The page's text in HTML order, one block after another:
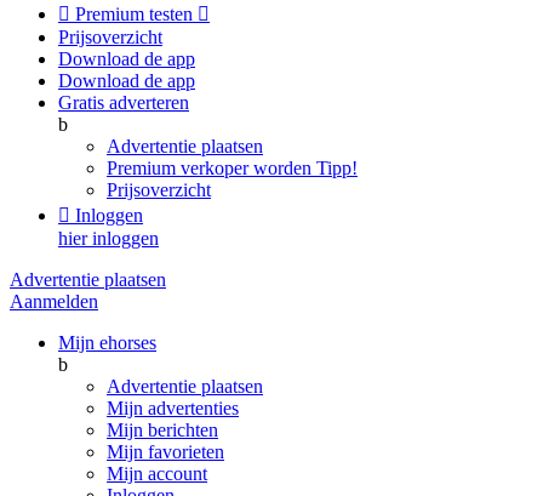
 Premium testen 
Prijsoverzicht
Download de app
Download de app
Gratis adverteren
b
Advertentie plaatsen
Premium verkoper worden Tipp!
Prijsoverzicht
 Inloggen
hier inloggen
Advertentie plaatsen
Aanmelden
Mijn ehorses
b
Advertentie plaatsen
Mijn advertenties
Mijn berichten
Mijn favorieten
Mijn account